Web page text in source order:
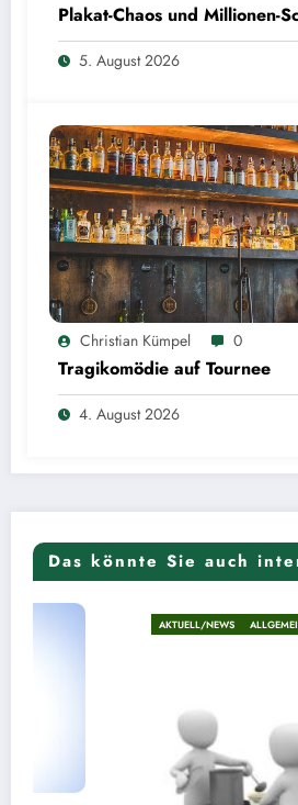
Plakat-Chaos und Millionen-
5. August 2026
Christian Kümpel 0
Tragikomödie auf Tournee
4. August 2026
Das könnte Sie auch
ALLGEMEIN NEWS